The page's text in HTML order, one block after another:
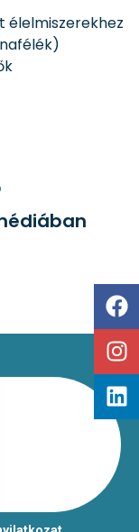
élelmiszerekhez